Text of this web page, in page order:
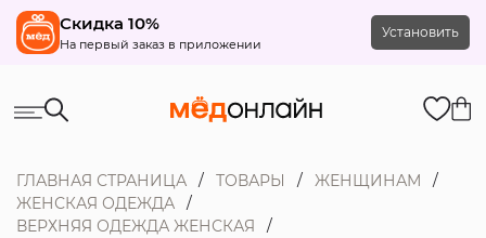
Скидка 10%
На первый заказ в приложении
Установить
ГЛАВНАЯ СТРАНИЦА ТОВАРЫ
ЖЕНЩИНАМ
ЖЕНСКАЯ ОДЕЖДА
ВЕРХНЯЯ ОДЕЖДА ЖЕНСКАЯ